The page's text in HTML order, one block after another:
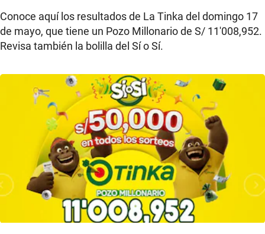
Conoce aquí los resultados de La Tinka del domingo 17
de mayo, que tiene un Pozo Millonario de S/ 11′008,952.
Revisa también la bolilla del Sí o Sí.